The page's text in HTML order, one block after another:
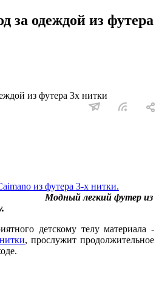
за одеждой из футера
из футера 3х нитки
Модный легкий футер из
детскому телу материала -
, прослужит продолжительное